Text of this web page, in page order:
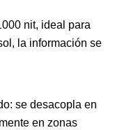
nit, ideal para
la información se
se desacopla en
en zonas